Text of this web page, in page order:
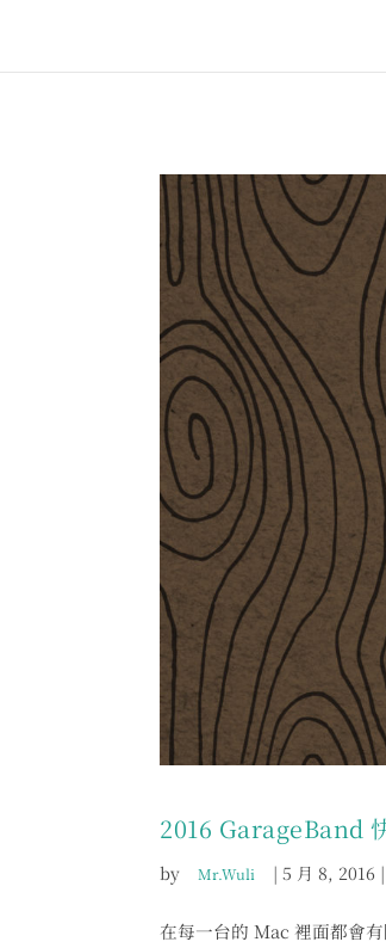
2016 GarageBand
by Mr.Wuli | 5 月 8, 2016 |
在每一台的 Mac 裡面都會